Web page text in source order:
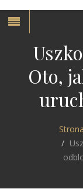
Oto,